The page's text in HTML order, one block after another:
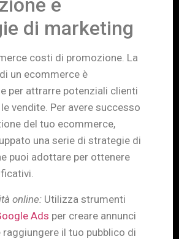
e
di marketing
costi di promozione. La
un ecommerce è
per attrarre potenziali clienti
vendite. Per avere successo
del tuo ecommerce,
una serie di strategie di
puoi adottare per ottenere
online: Utilizza strumenti
Ads per creare annunci
raggiungere il tuo pubblico di